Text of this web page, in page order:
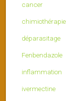
cancer
chimiothérapie
déparasitage
Fenbendazole
inflammation
ivermectine